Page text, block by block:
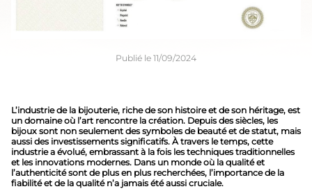
Publié le 11/09/2024
L’industrie de la bijouterie, riche de son histoire et de son héritage, est
un domaine où l’art rencontre la création. Depuis des siècles, les
bijoux sont non seulement des symboles de beauté et de statut, mais
aussi des investissements significatifs. À travers le temps, cette
industrie a évolué, embrassant à la fois les techniques traditionnelles
et les innovations modernes. Dans un monde où la qualité et
l’authenticité sont de plus en plus recherchées, l’importance de la
fiabilité et de la qualité n’a jamais été aussi cruciale.